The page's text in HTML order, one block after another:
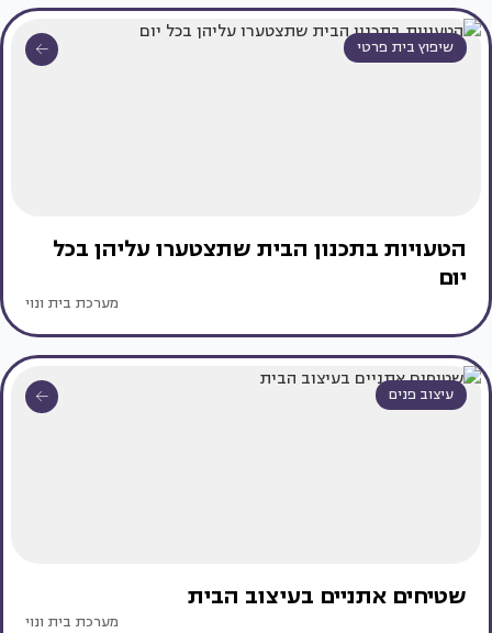
שיפוץ בית פרטי
הטעויות בתכנון הבית שתצטערו עליהן בכל
יום
מערכת בית ונוי
עיצוב פנים
שטיחים אתניים בעיצוב הבית
מערכת בית ונוי